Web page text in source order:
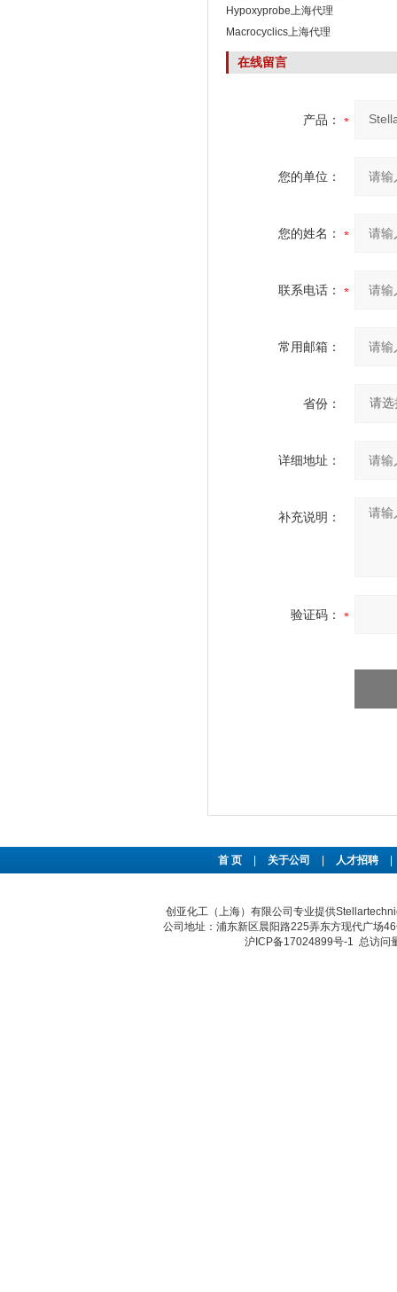
Hypoxyprobe上海代理
Macrocyclics上海代理
在线留言
产品：
您的单位：
您的姓名：
联系电话：
常用邮箱：
省份：
详细地址：
补充说明：
验证码：
首 页 关于公司 人才招聘
创亚化工（上海）有限公司专业提供
公司地址：浦东新区晨阳路225弄东方现代广场
沪ICP备17024899号-1 总访问